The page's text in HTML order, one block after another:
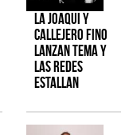
La Joaqui y
Callejero Fino
lanzan tema y
las redes
estallan